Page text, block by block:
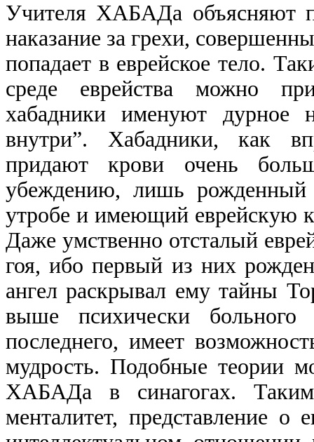
Учителя ХАБАДа объясняют
наказание за грехи,
попадает в еврейское тело.
среде еврейства можно
хабадники именуют дурное
внутри”. Хабадники, как
придают крови очень
убеждению, лишь рожденный
утробе и имеющий еврейскую
Даже умственно отсталый
гоя, ибо первый из них
ангел раскрывал ему тайны
выше психически
последнего, имеет
мудрость. Подобные теории
ХАБАДа в синагогах. Таким
менталитет, представление